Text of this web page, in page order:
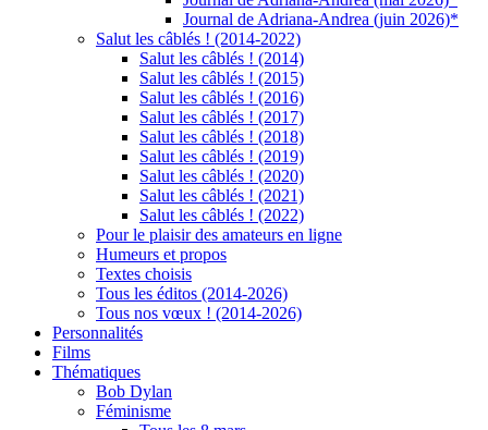
Journal de Adriana-Andrea (juin 2026)*
Salut les câblés ! (2014-2022)
Salut les câblés ! (2014)
Salut les câblés ! (2015)
Salut les câblés ! (2016)
Salut les câblés ! (2017)
Salut les câblés ! (2018)
Salut les câblés ! (2019)
Salut les câblés ! (2020)
Salut les câblés ! (2021)
Salut les câblés ! (2022)
Pour le plaisir des amateurs en ligne
Humeurs et propos
Textes choisis
Tous les éditos (2014-2026)
Tous nos vœux ! (2014-2026)
Personnalités
Films
Thématiques
Bob Dylan
Féminisme